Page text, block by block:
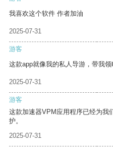
我喜欢这个软件 作者加油
2025-07-31
游客
这款app就像我的私人导游，带我领
2025-07-31
游客
这款加速器VPM应用程序已经为我
护。
2025-07-31